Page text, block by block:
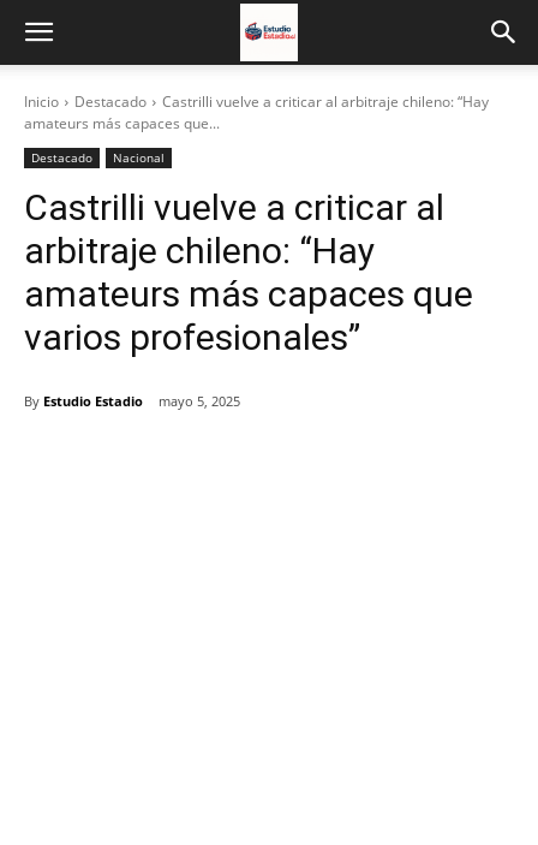
Inicio Destacado
Castrilli vuelve a criticar al arbitraje chileno: “Hay
amateurs más capaces que...
Destacado Nacional
Castrilli vuelve a criticar al
arbitraje chileno: “Hay
amateurs más capaces que
varios profesionales”
By Estudio Estadio mayo 5, 2025